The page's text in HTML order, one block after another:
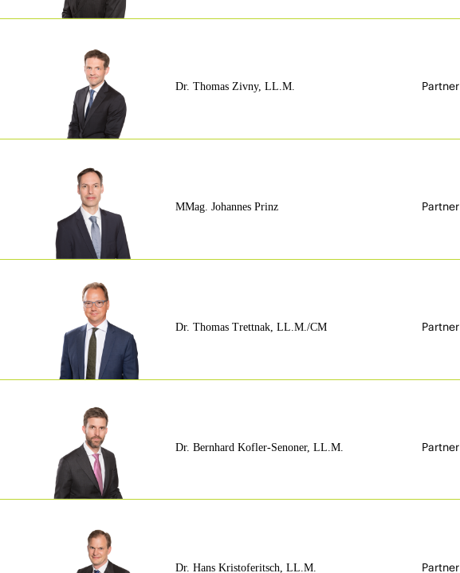
Dr. Thomas Zivny, LL.M. Partner
MMag. Johannes Prinz Partner
Dr. Thomas Trettnak, LL.M./CM Partner
Dr. Bernhard Kofler-Senoner, LL.M. Partner
Dr. Hans Kristoferitsch, LL.M. Partner